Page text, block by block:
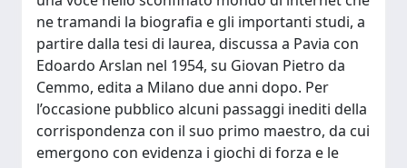
ne tramandi la biografia e gli importanti studi, a
partire dalla tesi di laurea, discussa a Pavia con
Edoardo Arslan nel 1954, su Giovan Pietro da
Cemmo, edita a Milano due anni dopo. Per
l’occasione pubblico alcuni passaggi inediti della
corrispondenza con il suo primo maestro, da cui
emergono con evidenza i giochi di forza e le